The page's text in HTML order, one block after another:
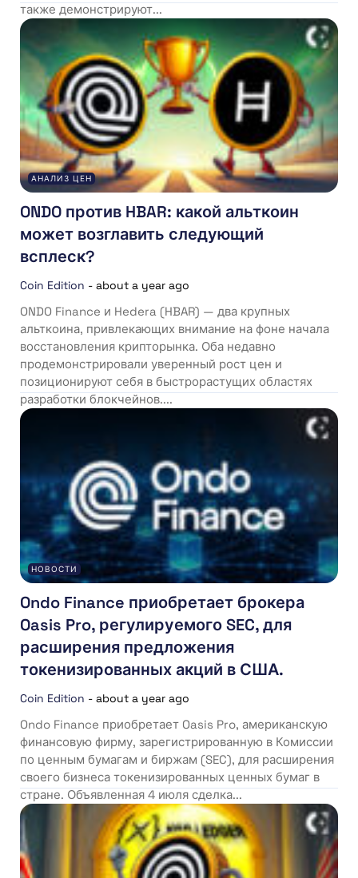
также демонстрируют...
АНАЛИЗ ЦЕН
ONDO против HBAR: какой альткоин
может возглавить следующий
всплеск?
Coin Edition - about a year ago
ONDO Finance и Hedera (HBAR) — два крупных
альткоина, привлекающих внимание на фоне начала
восстановления крипторынка. Оба недавно
продемонстрировали уверенный рост цен и
позиционируют себя в быстрорастущих областях
разработки блокчейнов....
НОВОСТИ
Ondo Finance приобретает брокера
Oasis Pro, регулируемого SEC, для
расширения предложения
токенизированных акций в США.
Coin Edition - about a year ago
Ondo Finance приобретает Oasis Pro, американскую
финансовую фирму, зарегистрированную в Комиссии
по ценным бумагам и биржам (SEC), для расширения
своего бизнеса токенизированных ценных бумаг в
стране. Объявленная 4 июля сделка...